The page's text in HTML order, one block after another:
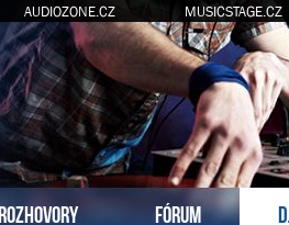
AUDIOZONE.CZ MUSICSTAGE.CZ
FÓRUM